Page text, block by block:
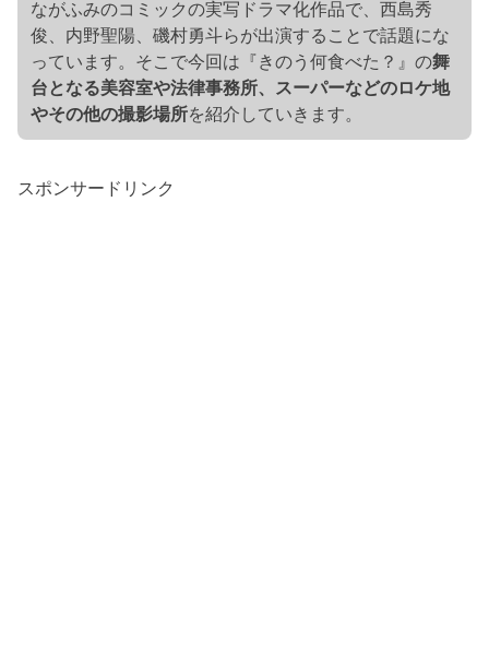
ながふみのコミックの実写ドラマ化作品で、西島秀
俊、内野聖陽、磯村勇斗らが出演することで話題にな
っています。そこで今回は『きのう何食べた？』の舞
台となる美容室や法律事務所、スーパーなどのロケ地
やその他の撮影場所を紹介していきます。
スポンサードリンク